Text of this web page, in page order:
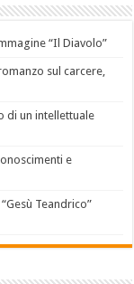
“Il Diavolo”
sul carcere,
di un intellettuale
e
Teandrico”